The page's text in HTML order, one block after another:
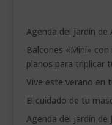
Agenda del jardín de
Balcones «Mini»
planos para triplicar
Vive este verano en
El cuidado de tu
Agenda del jardín de